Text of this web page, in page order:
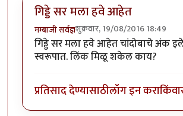
गिड्डे सर मला हवे आहेत
मम्बाजी सर्वज्ञशुक्रवार, 19/08/2016 18:49
गिड्डे सर मला हवे आहेत चांदोबाचे अंक
स्वरूपात. लिंक मिळू शकेल काय?
प्रतिसाद देण्यासाठीलॉग इन कराकिंवा